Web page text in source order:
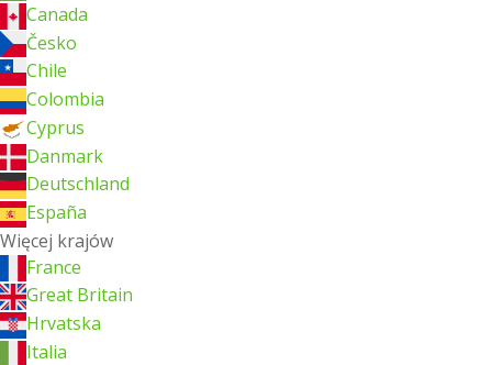
Canada
Česko
Chile
Colombia
Cyprus
Danmark
Deutschland
España
Więcej krajów
France
Great Britain
Hrvatska
Italia